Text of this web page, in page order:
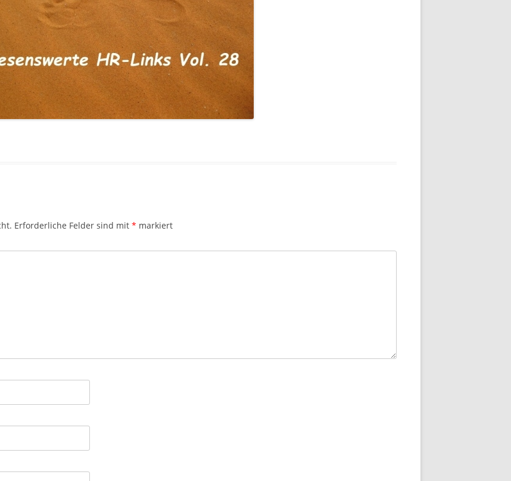
Erforderliche Felder sind mit * markiert